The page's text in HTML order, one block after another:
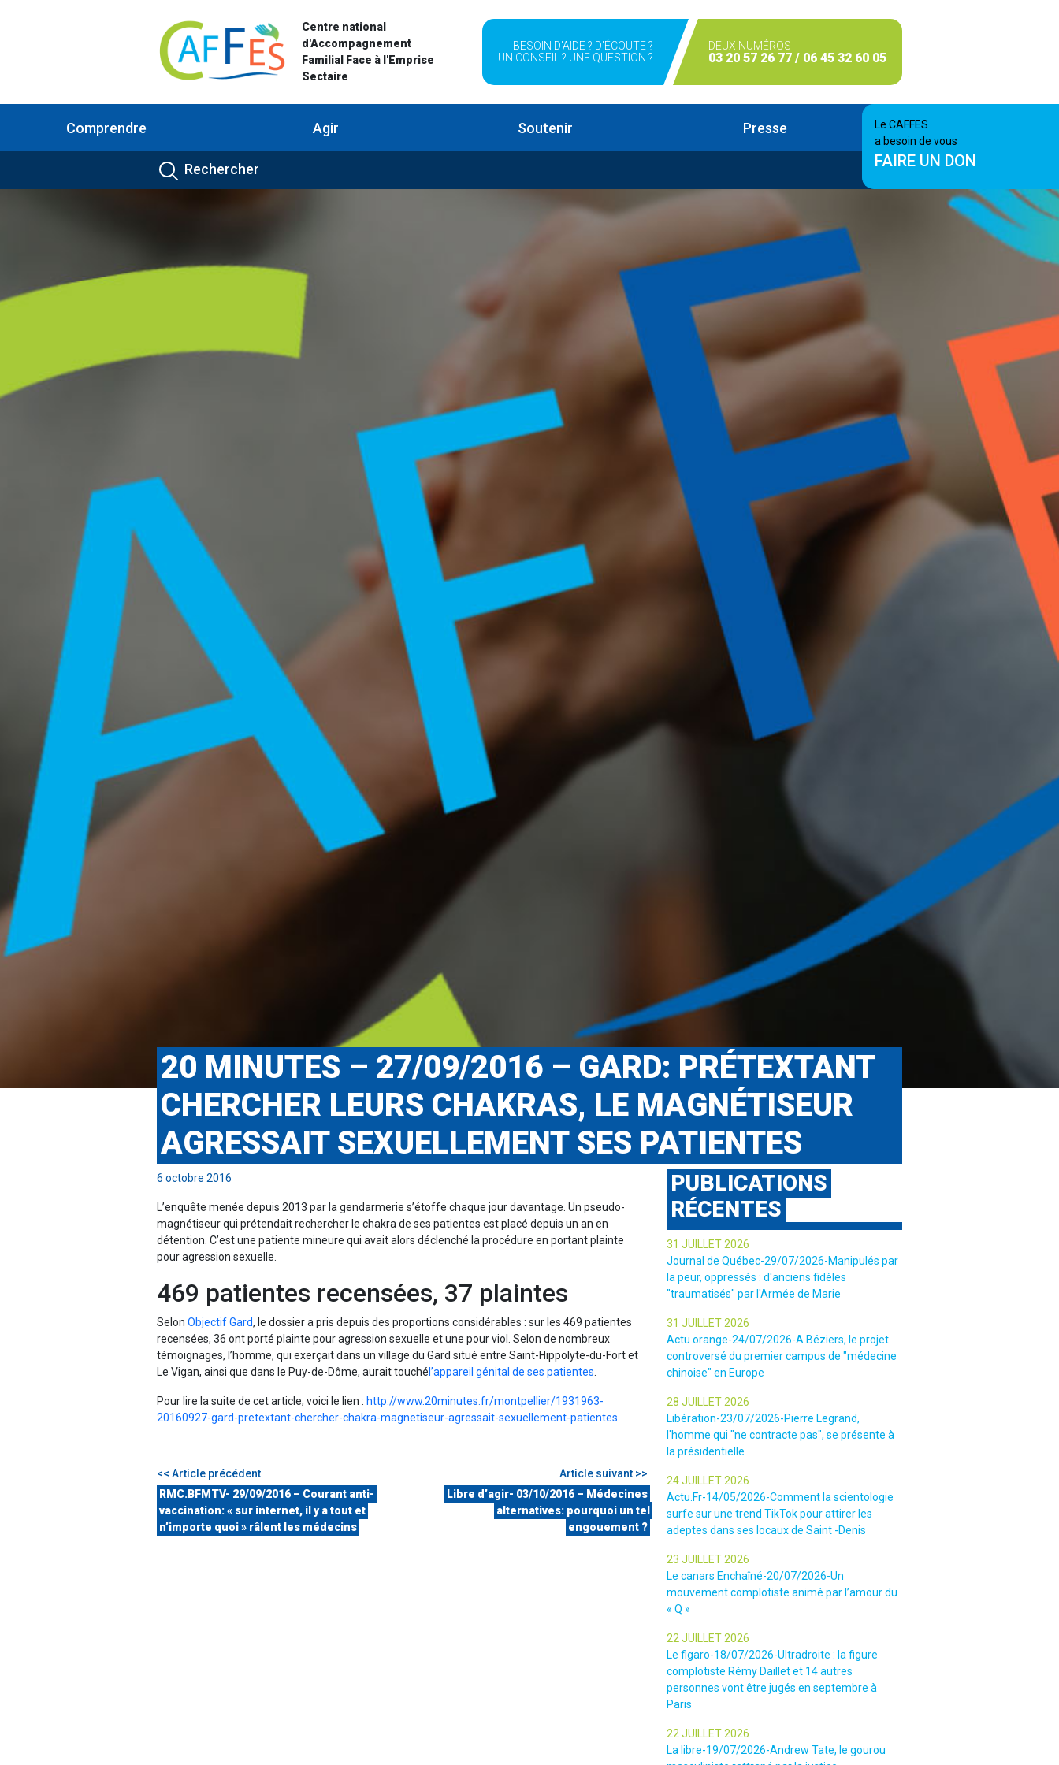
Centre national
d'Accompagnement
Familial Face à l'Emprise
Sectaire
BESOIN D'AIDE ? D'ÉCOUTE ?
UN CONSEIL ? UNE QUESTION ?
DEUX NUMÉROS
03 20 57 26 77 / 06 45 32 60 05
Comprendre Agir Soutenir Presse
Le CAFFES
a besoin de vous
FAIRE UN DON
20 MINUTES – 27/09/2016 – GARD: PRÉTEXTANT
CHERCHER LEURS CHAKRAS, LE MAGNÉTISEUR
AGRESSAIT SEXUELLEMENT SES PATIENTES
6 octobre 2016
L’enquête menée depuis 2013 par la gendarmerie s’étoffe chaque jour davantage. Un pseudo-
magnétiseur qui prétendait rechercher le chakra de ses patientes est placé depuis un an en
détention. C’est une patiente mineure qui avait alors déclenché la procédure en portant plainte
pour agression sexuelle.
469 patientes recensées, 37 plaintes
Selon Objectif Gard, le dossier a pris depuis des proportions considérables : sur les 469 patientes
recensées, 36 ont porté plainte pour agression sexuelle et une pour viol. Selon de nombreux
témoignages, l’homme, qui exerçait dans un village du Gard situé entre Saint-Hippolyte-du-Fort et
Le Vigan, ainsi que dans le Puy-de-Dôme, aurait touché l’appareil génital de ses patientes.
Pour lire la suite de cet article, voici le lien : http://www.20minutes.fr/montpellier/1931963-
20160927-gard-pretextant-chercher-chakra-magnetiseur-agressait-sexuellement-patientes
<< Article précédent
RMC.BFMTV- 29/09/2016 – Courant anti-
vaccination: « sur internet, il y a tout et
n’importe quoi » râlent les médecins
Article suivant >>
Libre d’agir- 03/10/2016 – Médecines
alternatives: pourquoi un tel
engouement ?
PUBLICATIONS
RÉCENTES
31 JUILLET 2026
Journal de Québec-29/07/2026-Manipulés par
la peur, oppressés : d'anciens fidèles
"traumatisés" par l'Armée de Marie
31 JUILLET 2026
Actu orange-24/07/2026-A Béziers, le projet
controversé du premier campus de "médecine
chinoise" en Europe
28 JUILLET 2026
Libération-23/07/2026-Pierre Legrand,
l'homme qui "ne contracte pas", se présente à
la présidentielle
24 JUILLET 2026
Actu.Fr-14/05/2026-Comment la scientologie
surfe sur une trend TikTok pour attirer les
adeptes dans ses locaux de Saint -Denis
23 JUILLET 2026
Le canars Enchaîné-20/07/2026-Un
mouvement complotiste animé par l’amour du
« Q »
22 JUILLET 2026
Le figaro-18/07/2026-Ultradroite : la figure
complotiste Rémy Daillet et 14 autres
personnes vont être jugés en septembre à
Paris
22 JUILLET 2026
La libre-19/07/2026-Andrew Tate, le gourou